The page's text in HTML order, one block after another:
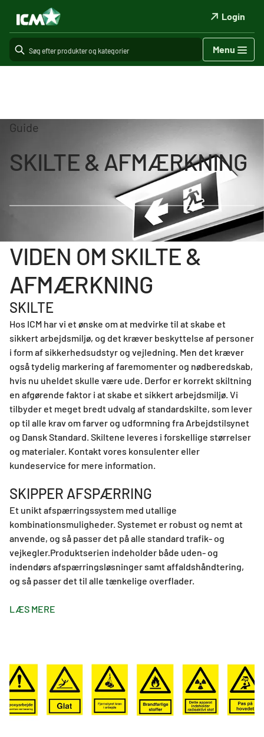
Login
Menu
Guide
SKILTE & AFMÆRKNING
VIDEN OM SKILTE &
AFMÆRKNING
SKILTE
Hos ICM har vi et ønske om at medvirke til at skabe et
sikkert arbejdsmiljø, og det kræver beskyttelse af personer
i form af sikkerhedsudstyr og vejledning. Men det kræver
også tydelig markering af faremomenter og nødberedskab,
hvis nu uheldet skulle være ude. Derfor er korrekt skiltning
en afgørende faktor i at skabe et sikkert arbejdsmiljø. Vi
tilbyder et meget bredt udvalg af standardskilte, som lever
op til alle krav om farver og udformning fra Arbejdstilsynet
og Dansk Standard. Skiltene leveres i forskellige størrelser
og materialer. Kontakt vores konsulenter eller
kundeservice for mere information.
SKIPPER AFSPÆRRING
Et unikt afspærringssystem med utallige
kombinationsmuligheder. Systemet er robust og nemt at
anvende, og så passer det på alle standard trafik- og
vejkegler.Produktserien indeholder både uden- og
indendørs afspærringsløsninger samt affaldshåndtering,
og så passer det til alle tænkelige overflader.
LÆS MERE